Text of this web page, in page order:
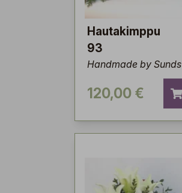
Hautakimppu
93
Handmade by Sunds
120,00 €